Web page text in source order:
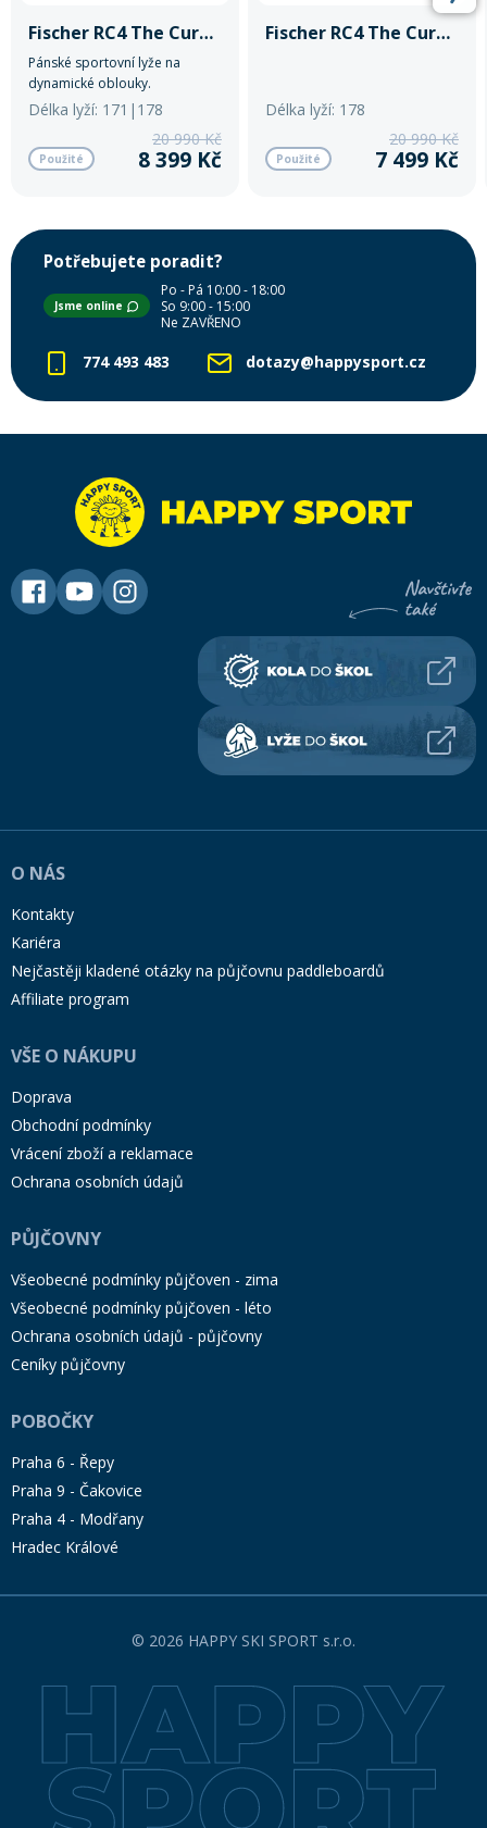
Fischer RC4 The Curv DTX
Pánské sportovní lyže na
dynamické oblouky.
Délka lyží: 171|178
Použité
20 990 Kč
8 399 Kč
Fischer RC4 The Curv DTX
Délka lyží: 178
Použité
20 990 Kč
7 499 Kč
Potřebujete poradit?
Jsme online
Po - Pá 10:00 - 18:00
So 9:00 - 15:00
Ne ZAVŘENO
774 493 483 dotazy@happysport.cz
O NÁS
Kontakty
Kariéra
Nejčastěji kladené otázky na půjčovnu paddleboardů
Affiliate program
VŠE O NÁKUPU
Doprava
Obchodní podmínky
Vrácení zboží a reklamace
Ochrana osobních údajů
PŮJČOVNY
Všeobecné podmínky půjčoven - zima
Všeobecné podmínky půjčoven - léto
Ochrana osobních údajů - půjčovny
Ceníky půjčovny
POBOČKY
Praha 6 - Řepy
Praha 9 - Čakovice
Praha 4 - Modřany
Hradec Králové
© 2026 HAPPY SKI SPORT s.r.o.